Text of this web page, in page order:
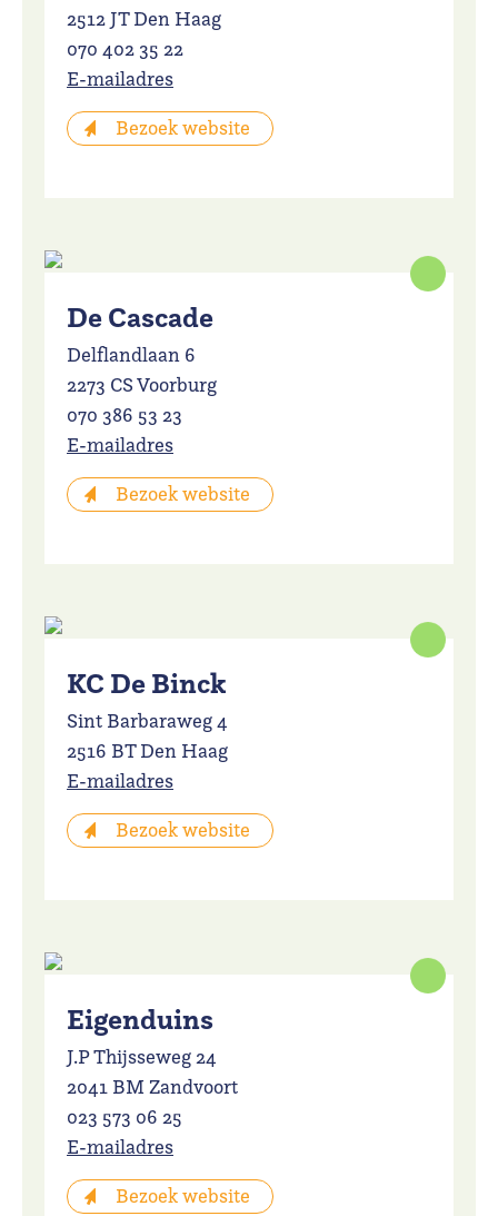
2512 JT Den Haag
070 402 35 22
E-mailadres
Bezoek website
De Cascade
Delflandlaan 6
2273 CS Voorburg
070 386 53 23
E-mailadres
Bezoek website
KC De Binck
Sint Barbaraweg 4
2516 BT Den Haag
E-mailadres
Bezoek website
Eigenduins
J.P Thijsseweg 24
2041 BM Zandvoort
023 573 06 25
E-mailadres
Bezoek website